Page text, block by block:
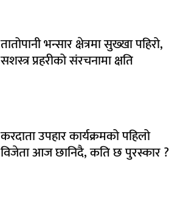
तातोपानी भन्सार क्षेत्रमा सुख्खा पहिरो,
सशस्त्र प्रहरीको संरचनामा क्षति
करदाता उपहार कार्यक्रमको पहिलो
विजेता आज छानिदै, कति छ पुरस्कार ?